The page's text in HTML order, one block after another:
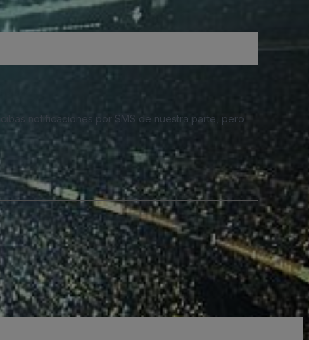
notificaciones por SMS de nuestra parte, pero